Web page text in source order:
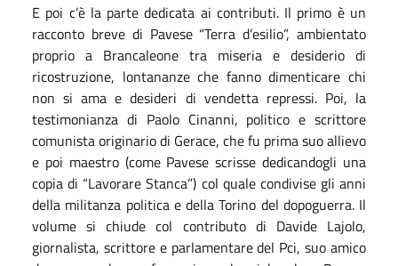
E poi c’è la parte dedicata ai contributi. Il primo è un
racconto breve di Pavese “Terra d’esilio”, ambientato
proprio a Brancaleone tra miseria e desiderio di
ricostruzione, lontananze che fanno dimenticare chi
non si ama e desideri di vendetta repressi. Poi, la
testimonianza di Paolo Cinanni, politico e scrittore
comunista originario di Gerace, che fu prima suo allievo
e poi maestro (come Pavese scrisse dedicandogli una
copia di “Lavorare Stanca”) col quale condivise gli anni
della militanza politica e della Torino del dopoguerra. Il
volume si chiude col contributo di Davide Lajolo,
giornalista, scrittore e parlamentare del Pci, suo amico